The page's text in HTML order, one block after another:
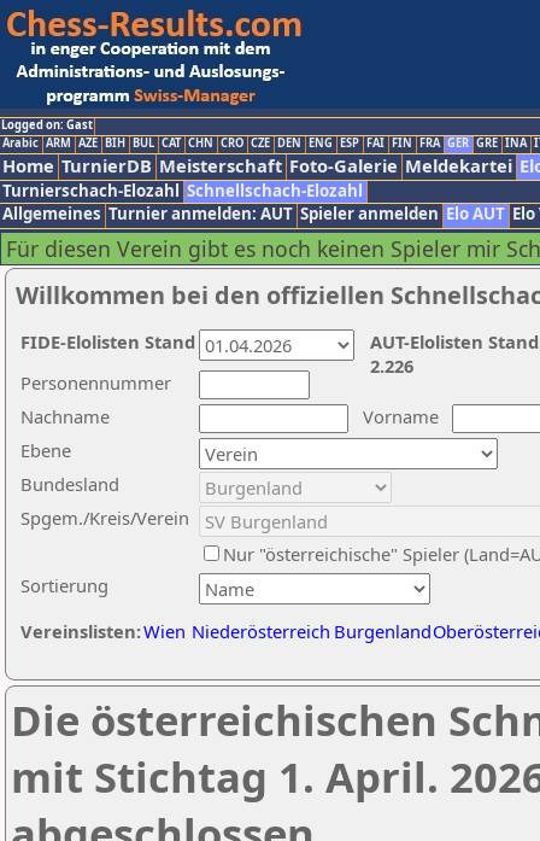
Logged on: Gast
Arabic ARM AZE BIH BUL CAT CHN CRO CZE DEN ENG ESP FAI FIN FRA GER GRE INA
Home TurnierDB Meisterschaft Foto-Galerie Meldekartei
Turnierschach-Elozahl Schnellschach-Elozahl
Allgemeines Turnier anmelden: AUT Spieler anmelden Elo AUT
Für diesen Verein gibt es noch keinen Spieler mir
Willkommen bei den offiziellen
Nachname
Vorname
Ebene
Sortierung
Personennummer
Bundesland
Spgem./Kreis/Verein
Nur "österreichische" Spieler
Vereinslisten:Wien Niederösterreich Burgenland
AUT-Elolisten
2.226
FIDE-Elolisten Stand
Die österreichischen
mit Stichtag 1. April.